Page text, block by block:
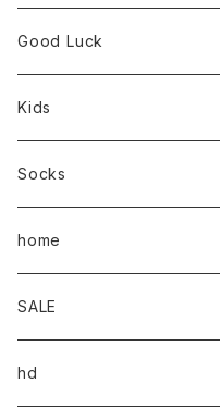
Good Luck
Kids
Socks
home
SALE
hd